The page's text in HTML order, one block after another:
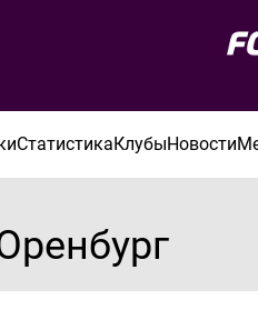
СтатистикаКлубыНовости